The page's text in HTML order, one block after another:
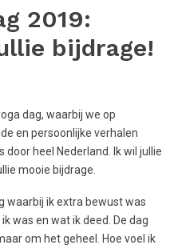
2019:
bijdrage!
dag, waarbij we op
en persoonlijke verhalen
heel Nederland. Ik wil jullie
mooie bijdrage.
waarbij ik extra bewust was
was en wat ik deed. De dag
om het geheel. Hoe voel ik